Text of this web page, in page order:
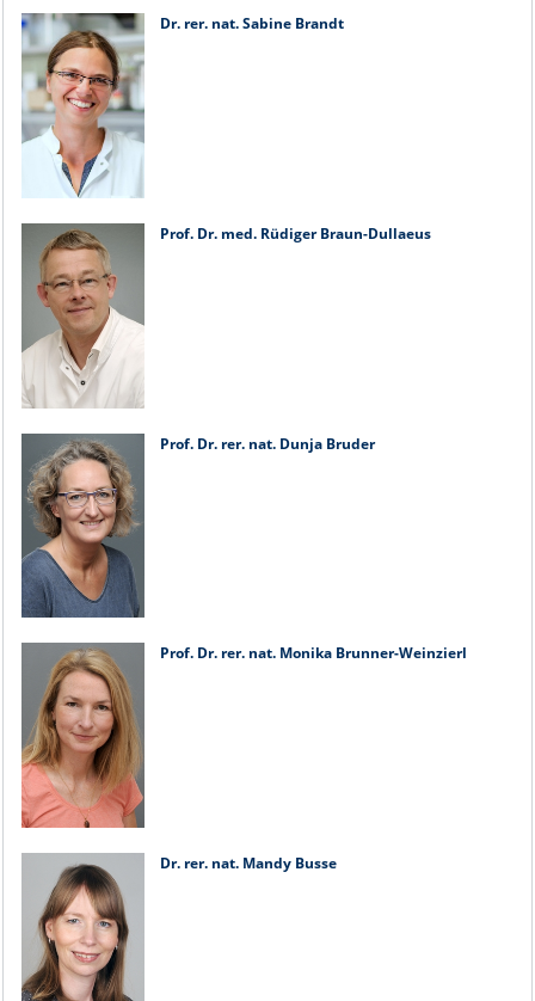
Dr. rer. nat. Sabine Brandt
Prof. Dr. med. Rüdiger Braun-Dullaeus
Prof. Dr. rer. nat. Dunja Bruder
Prof. Dr. rer. nat. Monika Brunner-Weinzierl
Dr. rer. nat. Mandy Busse